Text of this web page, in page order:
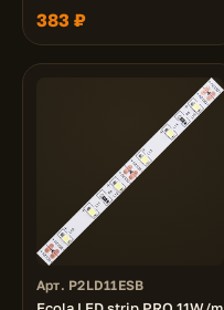
12Lm/LED 1400Lm/m
светодиодная лента на
катушке 5м.
383 ₽
Арт. P2LD11ESB